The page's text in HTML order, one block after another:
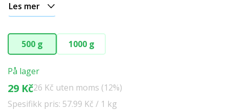
Les mer
500 g 1000 g
På lager
29 Kč26 Kč uten moms (12%)
Spesifikk pris: 57.99 Kč / 1 kg